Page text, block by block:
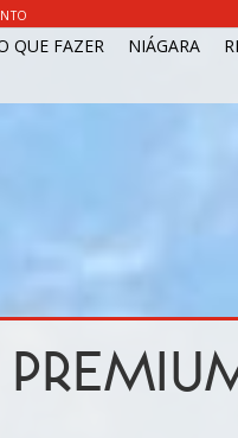
QUE FAZER NIÁGARA